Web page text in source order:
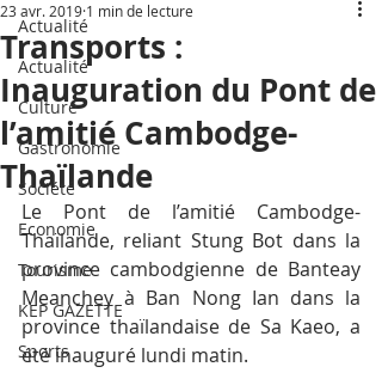
Actualité
Actualité
Culture
Gastronomie
Société
Economie
Tourisme
KEP GAZETTE
Sports
Transports :
Inauguration du Pont de
l’amitié Cambodge-
Thaïlande
23 avr. 2019 1 min de lecture
Le Pont de l’amitié Cambodge-
Thaïlande, reliant Stung Bot dans la
province cambodgienne de Banteay
Meanchey à Ban Nong Ian dans la
province thaïlandaise de Sa Kaeo, a
été inauguré lundi matin.